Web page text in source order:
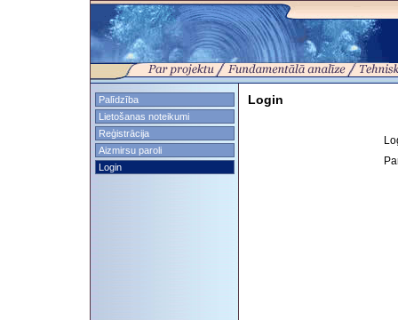
Palīdzība
Lietošanas noteikumi
Reģistrācija
Aizmirsu paroli
Login
Login